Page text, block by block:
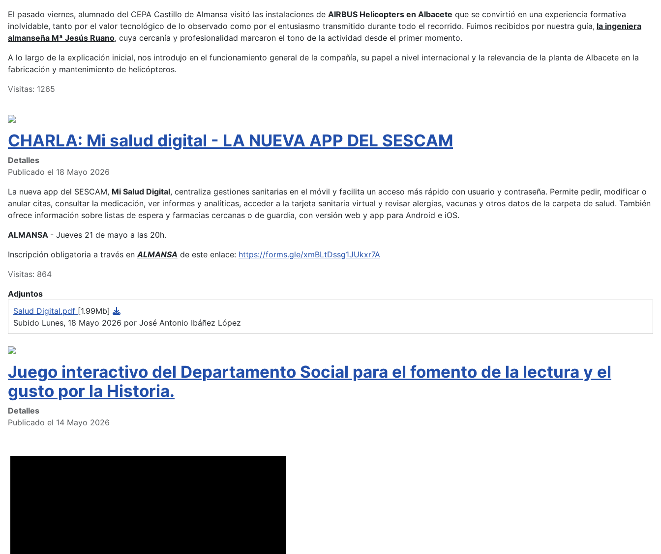
El pasado viernes, alumnado del CEPA Castillo de Almansa visitó las instalaciones de AIRBUS Helicopters en Albacete que se convirtió en una experiencia formativa
inolvidable, tanto por el valor tecnológico de lo observado como por el entusiasmo transmitido durante todo el recorrido. Fuimos recibidos por nuestra guía, la ingeniera
almanseña Mª Jesús Ruano, cuya cercanía y profesionalidad marcaron el tono de la actividad desde el primer momento.
A lo largo de la explicación inicial, nos introdujo en el funcionamiento general de la compañía, su papel a nivel internacional y la relevancia de la planta de Albacete en la
fabricación y mantenimiento de helicópteros.
Visitas: 1265
CHARLA: Mi salud digital - LA NUEVA APP DEL SESCAM
Detalles
Publicado el 18 Mayo 2026
La nueva app del SESCAM, Mi Salud Digital, centraliza gestiones sanitarias en el móvil y facilita un acceso más rápido con usuario y contraseña. Permite pedir, modificar o
anular citas, consultar la medicación, ver informes y analíticas, acceder a la tarjeta sanitaria virtual y revisar alergias, vacunas y otros datos de la carpeta de salud. También
ofrece información sobre listas de espera y farmacias cercanas o de guardia, con versión web y app para Android e iOS.
ALMANSA - Jueves 21 de mayo a las 20h.
Inscripción obligatoria a través en ALMANSA de este enlace: https://forms.gle/xmBLtDssg1JUkxr7A
Visitas: 864
Adjuntos
Salud Digital.pdf [1.99Mb]
Subido Lunes, 18 Mayo 2026 por José Antonio Ibáñez López
Juego interactivo del Departamento Social para el fomento de la lectura y el
gusto por la Historia.
Detalles
Publicado el 14 Mayo 2026